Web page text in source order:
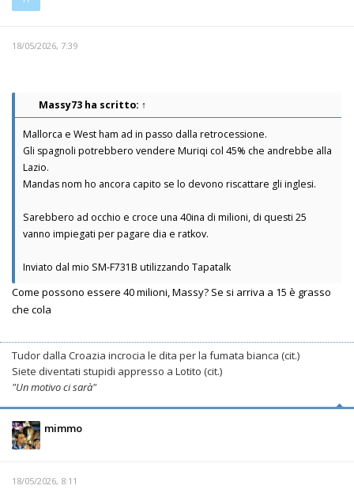
18/05/2026, 7:39
Massy73 ha scritto: ↑
Mallorca e West ham ad in passo dalla retrocessione.
Gli spagnoli potrebbero vendere Muriqi col 45% che andrebbe alla
Lazio.
Mandas nom ho ancora capito se lo devono riscattare gli inglesi.
Sarebbero ad occhio e croce una 40ina di milioni, di questi 25
vanno impiegati per pagare dia e ratkov.
Inviato dal mio SM-F731B utilizzando Tapatalk
Come possono essere 40 milioni, Massy? Se si arriva a 15 è grasso
che cola
Tudor dalla Croazia incrocia le dita per la fumata bianca (cit.)
Siete diventati stupidi appresso a Lotito (cit.)
"Un motivo ci sarà"
mimmo
18/05/2026, 8:11